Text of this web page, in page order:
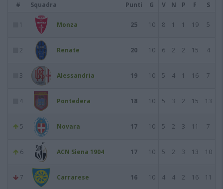
#
Squadra Punti G V N P F S
1 Monza 25 10 8 1 1 19 5
2 Renate 20 10 6 2 2 15 4
3 Alessandria 19 10 5 4 1 16 7
4 Pontedera 18 10 5 3 2 15 13
5 Novara 17 10 5 2 3 11 7
6 ACN Siena 1904 17 10 5 2 3 13 10
7 Carrarese 16 10 4 4 2 16 11